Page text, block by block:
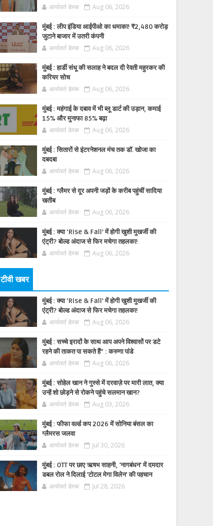
आर्यावर्त डेस्क Aug 06, 2026
मुंबई : लीप इंडिया आईपीओ का धमाका! ₹2,480 करोड़
जुटाने बाजार में उतरी कंपनी
आर्यावर्त डेस्क Aug 06, 2026
मुंबई : हार्डी संधू की सलाह ने बदल दी रेवती महुरकर की
करियर सोच
आर्यावर्त डेस्क Aug 06, 2026
मुंबई : महंगाई के दबाव में भी ब्लू डार्ट की उड़ान, कमाई
15% और मुनाफा 85% बढ़ा
आर्यावर्त डेस्क Aug 06, 2026
मुंबई : सितारों से इंटरनेशनल मंच तक डॉ. खोजा का
दबदबा
आर्यावर्त डेस्क Aug 06, 2026
मुंबई : ग्लैमर से दूर अपनी जड़ों के करीब पहुंचीं सादिया
खतीब
आर्यावर्त डेस्क Aug 06, 2026
मुंबई : क्या ‘Rise & Fall’ में होगी खुशी मुखर्जी की
एंट्री? बोल्ड अंदाज से फिर मचेगा तहलका!
आर्यावर्त डेस्क Aug 06, 2026
टीवी खबर
मुंबई : क्या ‘Rise & Fall’ में होगी खुशी मुखर्जी की
एंट्री? बोल्ड अंदाज से फिर मचेगा तहलका!
आर्यावर्त डेस्क Aug 06, 2026
मुंबई : सच्चे इरादों के साथ आप अपने विश्वासों पर डटे
रहने की ताकत पा सकते हैं” : करुणा पांडे
आर्यावर्त डेस्क Aug 06, 2026
मुंबई : सोहेल खान ने गुस्से में दरवाज़े पर मारी लात, क्या
उन्हें शो छोड़ने से रोकने पहुंचे सलमान खान?
आर्यावर्त डेस्क Aug 03, 2026
मुंबई : फीफा वर्ल्ड कप 2026 में सोनिया बंसल का
ग्लैमरस जलवा
आर्यावर्त डेस्क Jul 30, 2026
मुंबई : OTT पर छाए ऋषभ साहनी, 'नागबंधन' में दमदार
डबल रोल ने दिलाई 'टोटल मेगा विलेन' की पहचान
आर्यावर्त डेस्क Jul 28, 2026